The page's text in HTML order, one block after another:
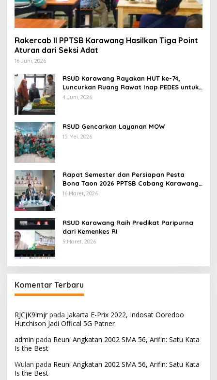
Rakercab II PPTSB Karawang Hasilkan Tiga Point
Aturan dari Seksi Adat
16 Juni, 2026
RSUD Karawang Rayakan HUT ke-74,
Luncurkan Ruang Rawat Inap PEDES untuk
Tingkatkan Pelayanan Kesehatan
4 Juni, 2026
RSUD Gencarkan Layanan MOW
15 Mei, 2026
Rapat Semester dan Persiapan Pesta
Bona Taon 2026 PPTSB Cabang Karawang
Digelar
16 Maret, 2026
RSUD Karawang Raih Predikat Paripurna
dari Kemenkes RI
9 Maret, 2026
Komentar Terbaru
RJCjK9lmjrpada Jakarta E-Prix 2022, Indosat Ooredoo
Hutchison Jadi Offical 5G Patner
admin pada Reuni Angkatan 2002 SMA 56, Arifin: Satu Kata
Is the Best
Wulan pada Reuni Angkatan 2002 SMA 56, Arifin: Satu Kata
Is the Best